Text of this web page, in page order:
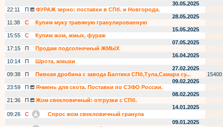
30.05.2025
22:11
П
ФУРАЖ зерно: поставки в СПб. и Новгорода.
28.05.2025
11:38
С
Купим муку травяную гранулированную
15.05.2025
15:55
С
Купим жом, жмых, фураж
07.05.2025
17:15
П
Продам подсолнечный ЖМЫХ
16.04.2025
10:14
П
Шрота, жмыхи
27.02.2025
09:38
П Пивная дробина с завода Балтика СПб,Тула,Самара су...
15400
09.02.2025
23:59
П
Ячмень для скота. Поставки по СЗФО России.
08.02.2025
21:36
П
Жом свекловичный: отгрузки с СПб.
14.01.2025
09:26
С
Спрос жом свекловичный гранула
09.01.2025